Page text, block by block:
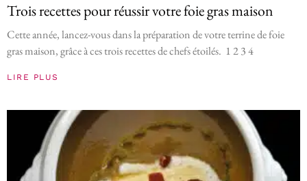
Trois recettes pour réussir votre foie gras maison
Cette année, lancez-vous dans la préparation de votre terrine de foie
gras maison, grâce à ces trois recettes de chefs étoilés. 1 2 3 4
LIRE PLUS